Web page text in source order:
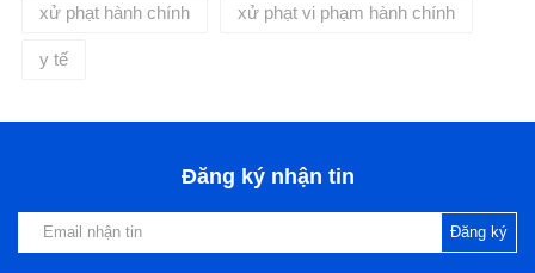
xử phạt hành chính xử phạt vi phạm hành chính
y tế
Đăng ký nhận tin
Đăng ký